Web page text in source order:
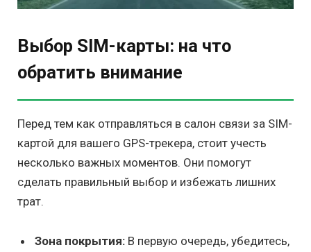
Выбор SIM-карты: на что
обратить внимание
Перед тем как отправляться в салон связи за SIM-
картой для вашего GPS-трекера, стоит учесть
несколько важных моментов. Они помогут
сделать правильный выбор и избежать лишних
трат.
Зона покрытия: В первую очередь, убедитесь,